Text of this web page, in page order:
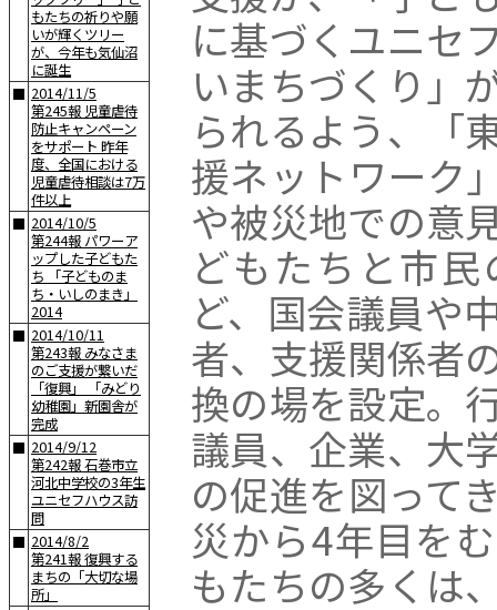
もたちの祈りや願
いが輝くツリー
が、今年も気仙沼
に誕生
■ 2014/11/5
第245報 児童虐待
防止キャンペーン
をサポート 昨年
度、全国における
児童虐待相談は7万
件以上
■ 2014/10/5
第244報 パワーア
ップした子どもた
ち 「子どものま
ち・いしのまき」
2014
■ 2014/10/11
第243報 みなさま
のご支援が繋いだ
「復興」 「みどり
幼稚園」新園舎が
完成
■ 2014/9/12
第242報 石巻市立
河北中学校の3年生
ユニセフハウス訪
問
■ 2014/8/2
第241報 復興する
まちの「大切な場
所」
に基づくユニセ
いまちづくり」
られるよう、「
援ネットワーク
や被災地での意
どもたちと市
ど、国会議員や
者、支援関係者
換の場を設定。
議員、企業、大
の促進を図って
災から4年目を
もたちの多くは